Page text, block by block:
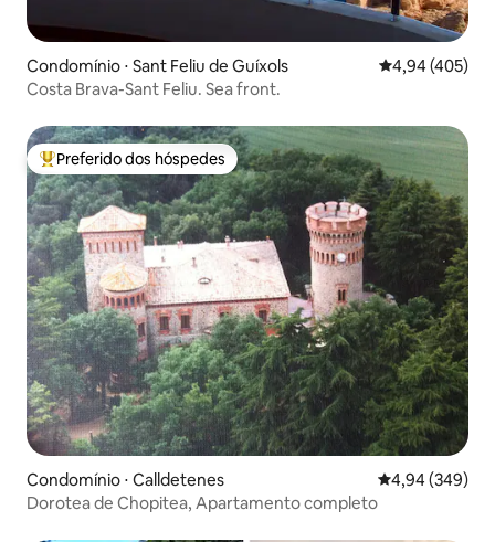
Condomínio ⋅ Sant Feliu de Guíxols 4,94 de uma
4,94 (405)
Costa Brava-Sant Feliu. Sea front.
Entre os melhores preferidos dos hóspedes
Preferido dos hóspedes
Condomínio ⋅ Calldetenes 4,94 de uma
4,94 (349)
Dorotea de Chopitea, Apartamento completo